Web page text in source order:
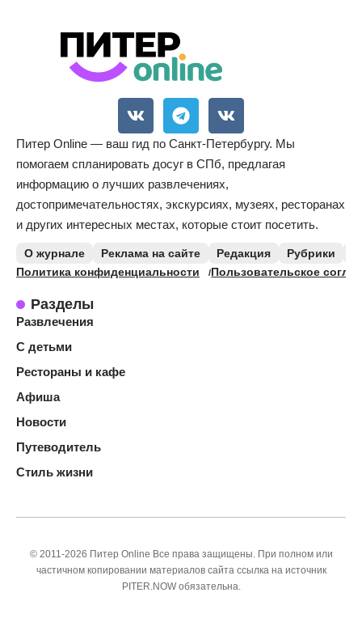
Питер Online — ваш гид по Санкт-Петербургу. Мы
помогаем спланировать досуг в СПб, предлагая
информацию о лучших развлечениях,
достопримечательностях, экскурсиях, музеях, ресторанах
и других интересных местах, которые стоит посетить.
О журнале Реклама на сайте Редакция Рубрики
Политика конфиденциальности
Пользовательское
Разделы
Развлечения
С детьми
Рестораны и кафе
Афиша
Новости
Путеводитель
Стиль жизни
© 2011-2026 Питер Online Все права защищены. При полном или
частичном копировании материалов сайта ссылка на источник
PITER.NOW обязательна.